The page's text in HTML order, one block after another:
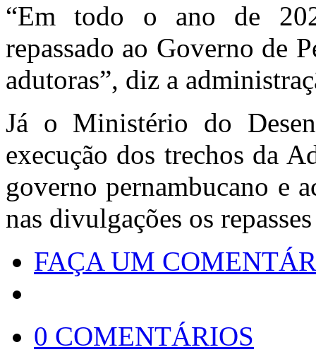
“Em todo o ano de
repassado ao Governo de
adutoras”, diz a
Já o Ministério do
execução dos trechos da
governo pernambucano e
nas divulgações os
FAÇA UM
0 COMENTÁRIOS